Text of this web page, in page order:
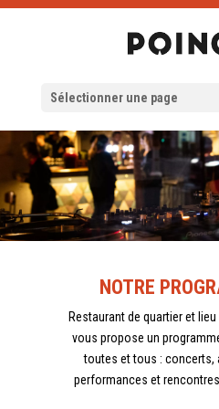
Sélectionner une page
NOTRE
Restaurant de quartier et
vous propose un
toutes et tous : concerts,
performances et